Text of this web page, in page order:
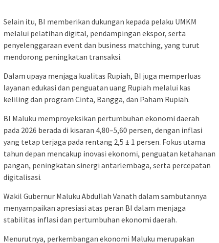
Selain itu, BI memberikan dukungan kepada pelaku UMKM
melalui pelatihan digital, pendampingan ekspor, serta
penyelenggaraan event dan business matching, yang turut
mendorong peningkatan transaksi.
Dalam upaya menjaga kualitas Rupiah, BI juga memperluas
layanan edukasi dan penguatan uang Rupiah melalui kas
keliling dan program Cinta, Bangga, dan Paham Rupiah.
BI Maluku memproyeksikan pertumbuhan ekonomi daerah
pada 2026 berada di kisaran 4,80–5,60 persen, dengan inflasi
yang tetap terjaga pada rentang 2,5 ± 1 persen. Fokus utama
tahun depan mencakup inovasi ekonomi, penguatan ketahanan
pangan, peningkatan sinergi antarlembaga, serta percepatan
digitalisasi.
Wakil Gubernur Maluku Abdullah Vanath dalam sambutannya
menyampaikan apresiasi atas peran BI dalam menjaga
stabilitas inflasi dan pertumbuhan ekonomi daerah.
Menurutnya, perkembangan ekonomi Maluku merupakan